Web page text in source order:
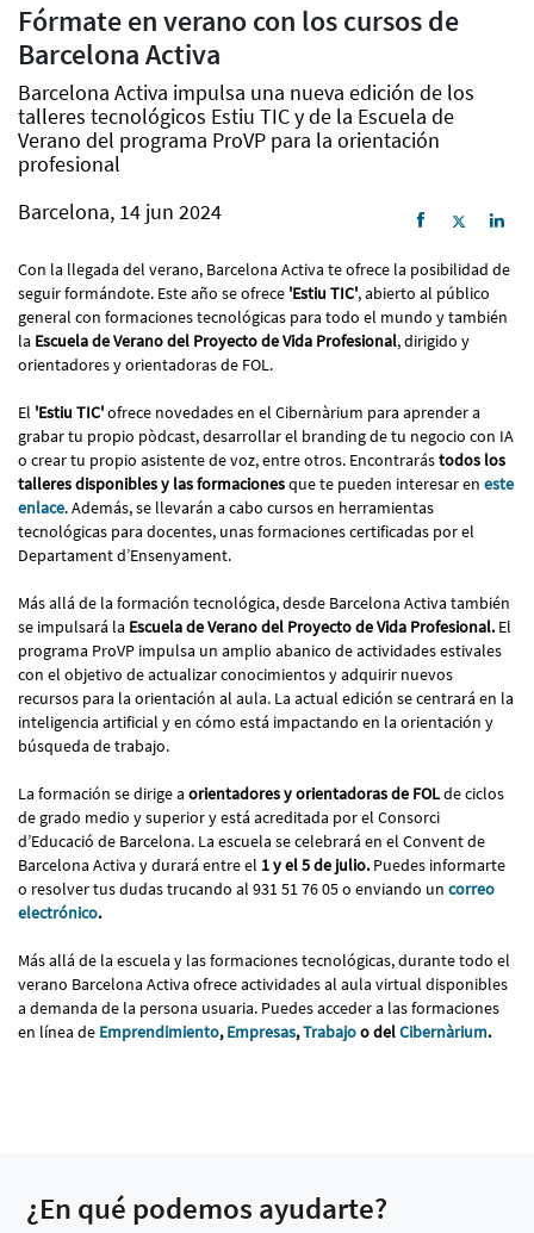
Fórmate en verano con los cursos de
Barcelona Activa
Barcelona Activa impulsa una nueva edición de los
talleres tecnológicos Estiu TIC y de la Escuela de
Verano del programa ProVP para la orientación
profesional
Barcelona, 14 jun 2024
Con la llegada del verano, Barcelona Activa te ofrece la posibilidad de
seguir formándote. Este año se ofrece 'Estiu TIC', abierto al público
general con formaciones tecnológicas para todo el mundo y también
la Escuela de Verano del Proyecto de Vida Profesional, dirigido y
orientadores y orientadoras de FOL.
El 'Estiu TIC'ofrece novedades en el Cibernàrium para aprender a
grabar tu propio pòdcast, desarrollar el branding de tu negocio con IA
o crear tu propio asistente de voz, entre otros. Encontrarástodos los
talleres disponibles y las formacionesque te pueden interesar en este
enlace. Además, se llevarán a cabo cursos en herramientas
tecnológicas para docentes, unas formaciones certificadas por el
Departament d’Ensenyament.
Más allá de la formación tecnológica, desde Barcelona Activa también
se impulsará la Escuela de Verano del Proyecto de Vida Profesional. El
programa ProVP impulsa un amplio abanico de actividades estivales
con el objetivo de actualizar conocimientos y adquirir nuevos
recursos para la orientación al aula. La actual edición se centrará en la
inteligencia artificial y en cómo está impactando en la orientación y
búsqueda de trabajo.
La formación se dirige a orientadores y orientadoras de FOLde ciclos
de grado medio y superior y está acreditada por el Consorci
d’Educació de Barcelona. La escuela se celebrará en el Convent de
Barcelona Activa y durará entre el 1 y el 5 de julio. Puedes informarte
o resolver tus dudas trucando al 931 51 76 05 o enviando un correo
electrónico.
Más allá de la escuela y las formaciones tecnológicas, durante todo el
verano Barcelona Activa ofrece actividades al aula virtual disponibles
a demanda de la persona usuaria. Puedes acceder a las formaciones
en línea de Emprendimiento,Empresas,Trabajoo delCibernàrium.
¿En qué podemos ayudarte?